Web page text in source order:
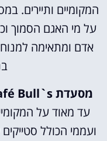
המקומיים ותיירים.
על מי האגם הסמוך
אדם ומתאימה
מסעדת eetcafé Bull`s-
עד מאוד על
ועממי הכולל